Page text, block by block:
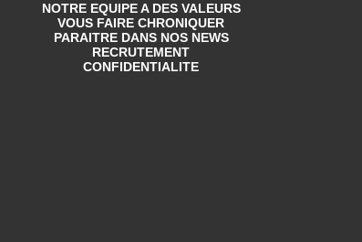
NOTRE EQUIPE A DES VALEURS
VOUS FAIRE CHRONIQUER
PARAITRE DANS NOS NEWS
RECRUTEMENT
CONFIDENTIALITE